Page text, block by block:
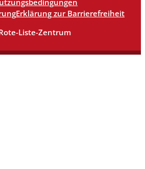
Erklärung zur Barrierefreiheit
Liste-Zentrum